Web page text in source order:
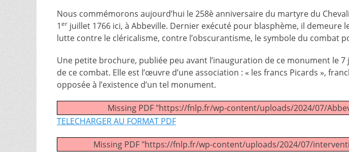
Nous commémorons aujourd’hui le 258è anniversaire du martyre du
1er juillet 1766 ici, à Abbeville. Dernier exécuté pour blasphème, il demeure
lutte contre le cléricalisme, contre l’obscurantisme, le symbole du combat
Une petite brochure, publiée peu avant l’inauguration de ce monument le 7
de ce combat. Elle est l’œuvre d’une association : « les francs Picards »,
opposée à l’existence d’un tel monument.
Missing PDF "https://fnlp.fr/wp-content/uploads/2024/07/
TELECHARGER AU FORMAT PDF
Missing PDF "https://fnlp.fr/wp-content/uploads/2024/07/